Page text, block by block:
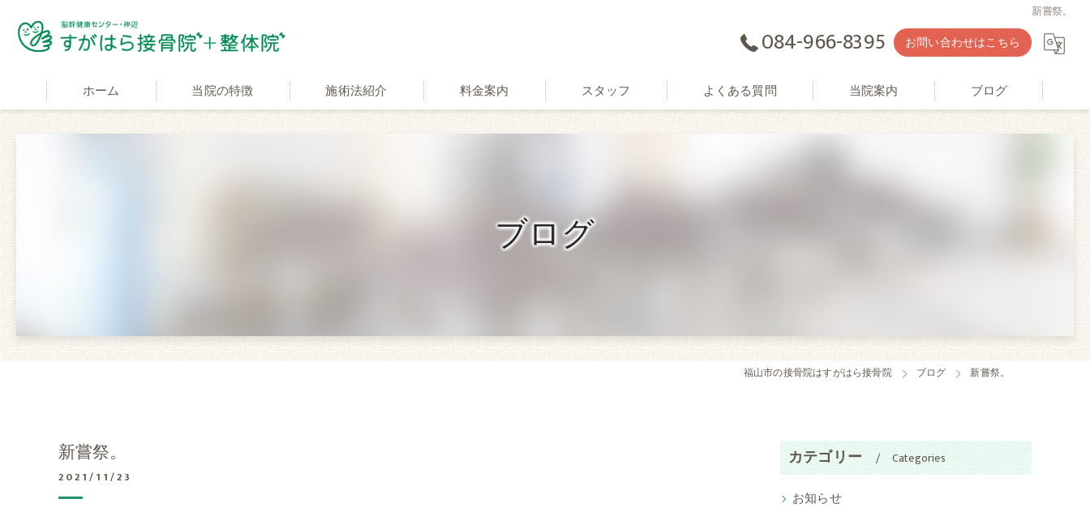
新嘗祭。
084-966-8395 お問い合わせはこちら
ホーム 当院の特徴 施術法紹介 料金案内 スタッフ よくある質問 当院案内 ブログ
ブログ
福山市の接骨院はすがはら接骨院 ブログ 新嘗祭。
新嘗祭。
2021/11/23
カテゴリー Categories
お知らせ